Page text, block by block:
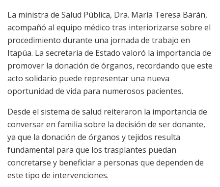
La ministra de Salud Pública, Dra. María Teresa Barán,
acompañó al equipo médico tras interiorizarse sobre el
procedimiento durante una jornada de trabajo en
Itapúa. La secretaria de Estado valoró la importancia de
promover la donación de órganos, recordando que este
acto solidario puede representar una nueva
oportunidad de vida para numerosos pacientes.
Desde el sistema de salud reiteraron la importancia de
conversar en familia sobre la decisión de ser donante,
ya que la donación de órganos y tejidos resulta
fundamental para que los trasplantes puedan
concretarse y beneficiar a personas que dependen de
este tipo de intervenciones.